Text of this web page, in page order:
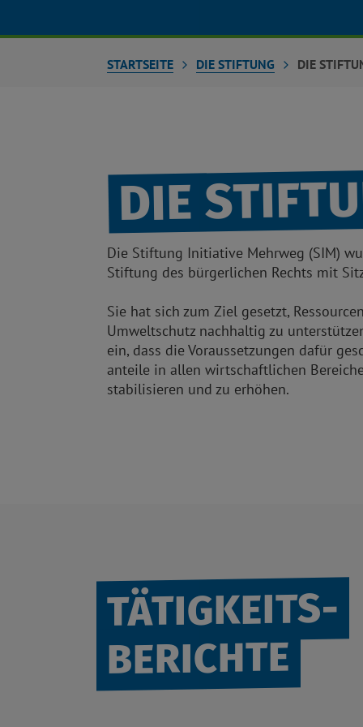
STARTSEITE DIE STIFTUNG DIE
DIE
Die Stiftung Initiative Mehrweg (SIM)
Stiftung des bürgerlichen Rechts mit
Sie hat sich zum Ziel gesetzt,
Umweltschutz nachhaltig zu
ein, dass die Voraussetzungen dafür
anteile in allen wirtschaftlichen
stabilisieren und zu erhöhen.
TÄTIGKEITS-
BERICHTE